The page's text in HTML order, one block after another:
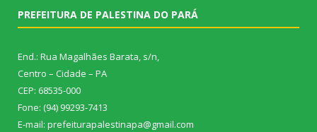
PREFEITURA DE PALESTINA DO PARÁ
End.: Rua Magalhães Barata, s/n,
Centro – Cidade – PA
CEP: 68535-000
Fone: (94) 99293-7413
E-mail: prefeiturapalestinapa@gmail.com